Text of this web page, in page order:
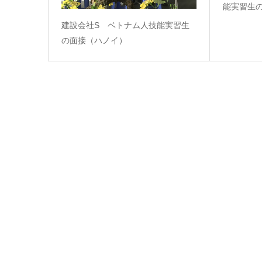
建設会社S ベトナム人技能実習生
の面接（ハノイ）
能実習生